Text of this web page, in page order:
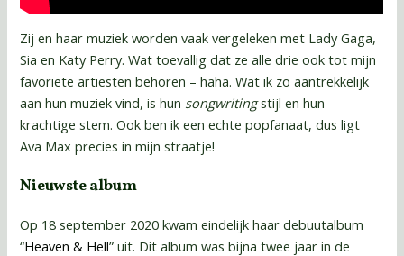
Zij en haar muziek worden vaak vergeleken met Lady Gaga,
Sia en Katy Perry. Wat toevallig dat ze alle drie ook tot mijn
favoriete artiesten behoren – haha. Wat ik zo aantrekkelijk
aan hun muziek vind, is hun songwritingstijl en hun
krachtige stem. Ook ben ik een echte popfanaat, dus ligt
Ava Max precies in mijn straatje!
Nieuwste album
Op 18 september 2020 kwam eindelijk haar debuutalbum
“Heaven & Hell” uit. Dit album was bijna twee jaar in de